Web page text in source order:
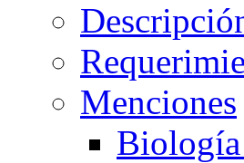
Menciones